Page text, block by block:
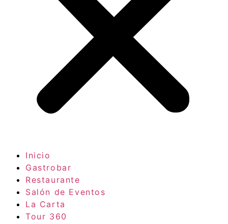
Inicio
Gastrobar
Restaurante
Salón de Eventos
La Carta
Tour 360